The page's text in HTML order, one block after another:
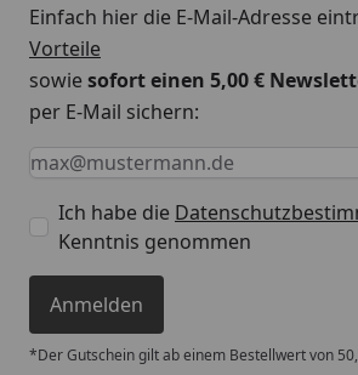
Einfach hier die E-Mail-Adresse
Vorteile
sowiesofort einen 5,00 €
per E-Mail sichern:
Keine Eingabe erforderlich
Eingabe erforderlich
E-Mail *
Ich habe die
Kenntnis genommen
Anmelden
*Der Gutschein gilt ab einem Bestellwert von